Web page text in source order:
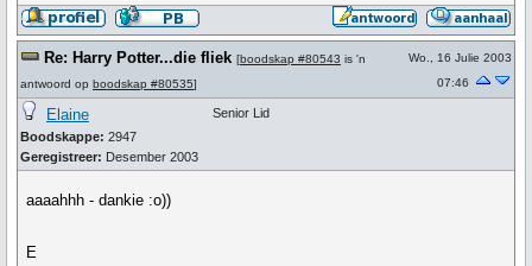
Re: Harry Potter...die fliek [boodskap #80543 is 'n
antwoord op boodskap #80535]
Wo., 16 Julie 2003
07:46
Elaine
Boodskappe: 2947
Geregistreer: Desember 2003
Senior Lid
aaaahhh - dankie :o))
E